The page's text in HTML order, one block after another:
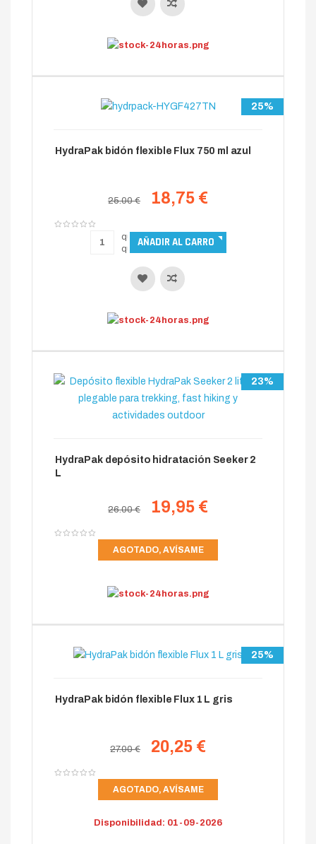
25%
HydraPak bidón flexible Flux 750 ml azul
25.00 € 18,75 €
23%
HydraPak depósito hidratación Seeker 2
L
26.00 € 19,95 €
AGOTADO, AVÍSAME
25%
HydraPak bidón flexible Flux 1 L gris
27.00 € 20,25 €
AGOTADO, AVÍSAME
Disponibilidad: 01-09-2026